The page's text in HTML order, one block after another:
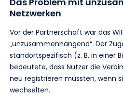
Netzwerken
Vor der Partnerschaft war das
„unzusammenhängend“. Der
standortspezifisch (z. B. in einer
bedeutete, dass Nutzer die
neu registrieren mussten, wenn
wechselten.